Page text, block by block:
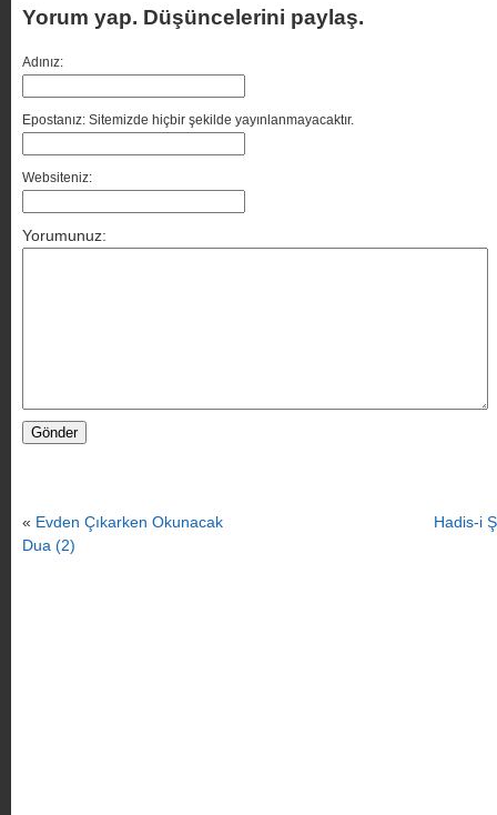
Yorum yap. Düşüncelerini paylaş.
Adınız:
Epostanız: Sitemizde hiçbir şekilde yayınlanmayacaktır.
Websiteniz:
Yorumunuz:
« Evden Çıkarken Okunacak
Dua (2)
Hadis-i